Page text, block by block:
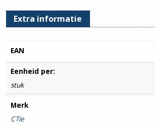
Extra informatie
EAN
Eenheid per:
stuk
Merk
CTie